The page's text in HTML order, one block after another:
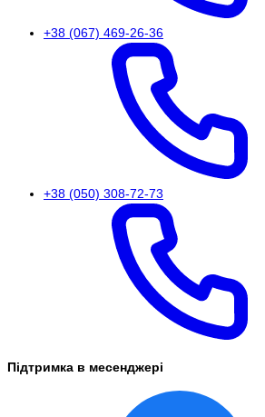
+38 (067) 469-26-36
+38 (050) 308-72-73
Підтримка в месенджері